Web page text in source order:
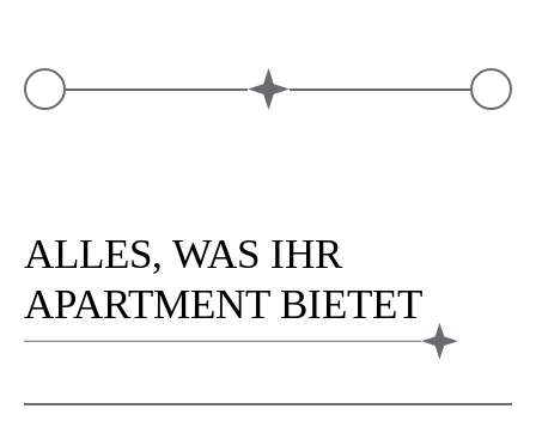
ALLES, WAS IHR
APARTMENT BIETET